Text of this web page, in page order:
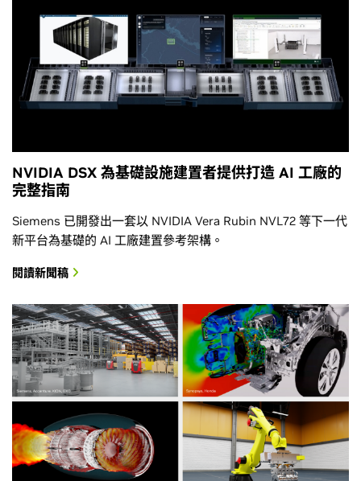
NVIDIA DSX 為基礎設施建置者提供打造 AI 工廠的
完整指南
Siemens 已開發出一套以 NVIDIA Vera Rubin NVL72 等下一代
新平台為基礎的 AI 工廠建置參考架構。
閱讀新聞稿